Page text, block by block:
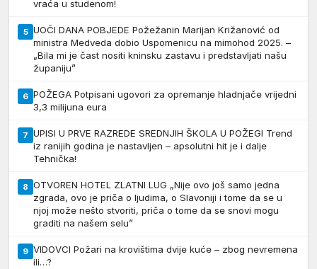
vraća u studenom!
5 UOČI DANA POBJEDE Požežanin Marijan Križanović od
ministra Medveda dobio Uspomenicu na mimohod 2025. –
„Bila mi je čast nositi kninsku zastavu i predstavljati našu
županiju”
6 POŽEGA Potpisani ugovori za opremanje hladnjače vrijedni
3,3 milijuna eura
7 UPISI U PRVE RAZREDE SREDNJIH ŠKOLA U POŽEGI Trend
iz ranijih godina je nastavljen – apsolutni hit je i dalje
Tehnička!
8 OTVOREN HOTEL ZLATNI LUG „Nije ovo još samo jedna
zgrada, ovo je priča o ljudima, o Slavoniji i tome da se u
njoj može nešto stvoriti, priča o tome da se snovi mogu
graditi na našem selu”
9 VIDOVCI Požari na krovištima dvije kuće – zbog nevremena
ili…?